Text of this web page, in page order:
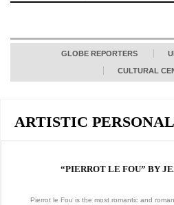
GLOBE REPORTERS
CULTURAL
ARTISTIC
“PIERROT LE FOU” BY
Pierrot le Fou is the most romantic and